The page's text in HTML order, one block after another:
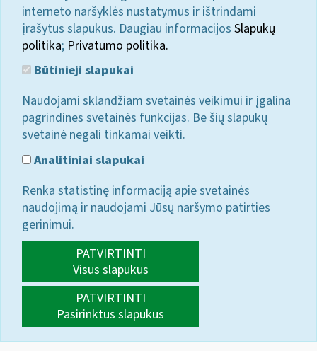
interneto naršyklės nustatymus ir ištrindami
įrašytus slapukus. Daugiau informacijos Slapukų
politika; Privatumo politika.
Būtinieji slapukai
Naudojami sklandžiam svetainės veikimui ir įgalina
pagrindines svetainės funkcijas. Be šių slapukų
svetainė negali tinkamai veikti.
Analitiniai slapukai
Renka statistinę informaciją apie svetainės
naudojimą ir naudojami Jūsų naršymo patirties
gerinimui.
PATVIRTINTI
Visus slapukus
PATVIRTINTI
Pasirinktus slapukus